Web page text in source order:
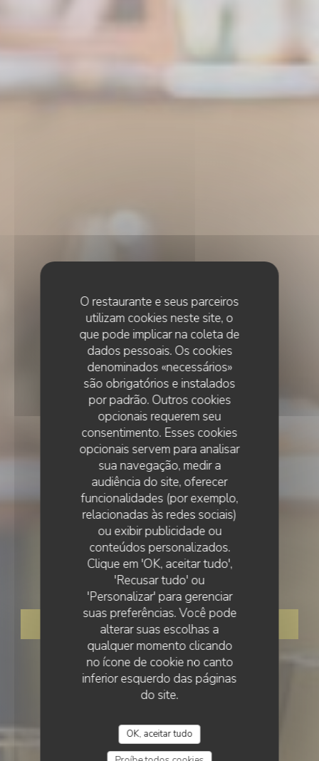
O restaurante e seus parceiros
utilizam cookies neste site, o
que pode implicar na coleta de
dados pessoais. Os cookies
denominados «necessários»
são obrigatórios e instalados
por padrão. Outros cookies
opcionais requerem seu
consentimento. Esses cookies
opcionais servem para analisar
sua navegação, medir a
audiência do site, oferecer
funcionalidades (por exemplo,
relacionadas às redes sociais)
ou exibir publicidade ou
conteúdos personalizados.
Clique em 'OK, aceitar tudo',
'Recusar tudo' ou
'Personalizar' para gerenciar
suas preferências. Você pode
alterar suas escolhas a
qualquer momento clicando
no ícone de cookie no canto
inferior esquerdo das páginas
do site.
OK, aceitar tudo
• CHABANAIS
Le Vieux Moulin
RESERVAR UMA MESA